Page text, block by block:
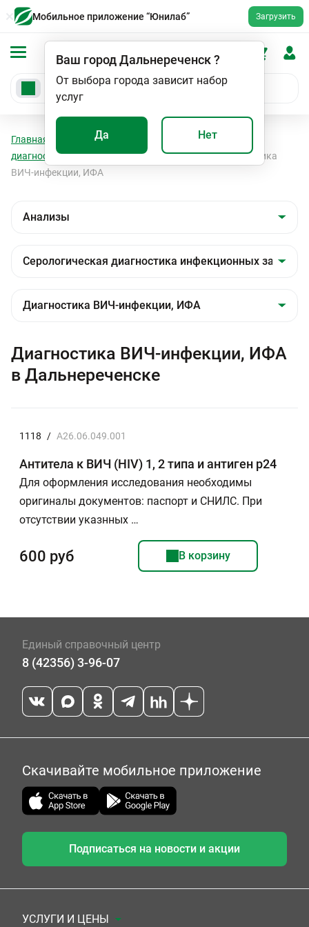
Мобильное приложение “Юнилаб” Загрузить
Ваш городДальнереченск?
От выбора города зависит набор
услуг
Да Нет
Главная Анализы
Серологическая
диагностика инфекционных заболеваний
Диагностика
ВИЧ-инфекции, ИФА
Диагностика ВИЧ-инфекции, ИФА
в Дальнереченске
1118 / A26.06.049.001
Антитела к ВИЧ (HIV) 1, 2 типа и антиген р24
Для оформления исследования необходимы
оригиналы документов: паспорт и СНИЛС. При
отсутствии указнных …
600 руб В корзину
Единый справочный центр
8 (42356) 3-96-07
Скачивайте мобильное приложение
Подписаться на новости и акции
УСЛУГИ И ЦЕНЫ